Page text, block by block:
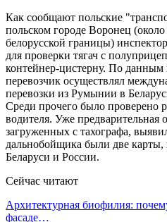
Как сообщают польские
польском городе Воронец
белорусской границы)
для проверки тягач с
контейнер-цистерну. По
перевозчик осуществлял
перевозки из Румынии в
Среди прочего было проверено
водителя. Уже
загруженных с тахографа,
дальнобойщика были две
Беларуси и России.
Сейчас читают
Архитектурная биофилия:
фасаде…